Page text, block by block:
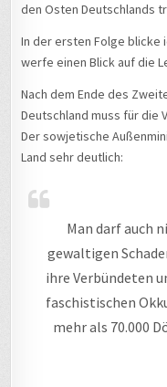
den Osten Deutschlands
In der ersten Folge blicke
werfe einen Blick auf die
Nach dem Ende des
Deutschland muss für die
Der sowjetische
Land sehr deutlich:
Man darf auch
gewaltigen
ihre Verbündeten
faschistischen
mehr als 70.000